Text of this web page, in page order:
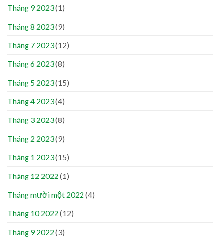
Tháng 9 2023(1)
Tháng 8 2023(9)
Tháng 7 2023(12)
Tháng 6 2023(8)
Tháng 5 2023(15)
Tháng 4 2023(4)
Tháng 3 2023(8)
Tháng 2 2023(9)
Tháng 1 2023(15)
Tháng 12 2022 (1)
Tháng mười một 2022 (4)
Tháng 10 2022 (12)
Tháng 9 2022 (3)